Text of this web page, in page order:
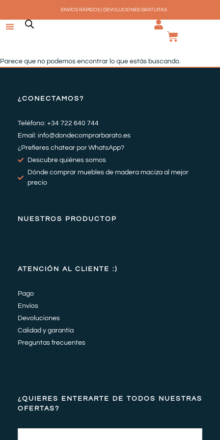
contenido
ENVÍOS RÁPIDOS | DEVOLUCIONES GRATUITAS
Parece que no podemos encontrar lo que estás buscando.
¿CONECTAMOS?
Teléfono: +34 722 640 744
Email: info@dondecomprarbarato.es
¿Prefieres chatear por WhatsApp?
Descubre quiénes somos
Dónde comprar muebles de madera maciza al mejor
precio
NUESTROS PRODUCTOP
ATENCIÓN AL CLIENTE :)
Pago
Envíos
Devoluciones
Calidad y garantía
Preguntas frecuentes
¿QUIERES ENTERARTE DE TODOS NUESTRAS
OFERTAS?